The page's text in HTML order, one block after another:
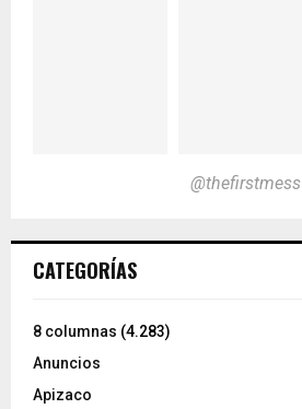
@thefirstmess
CATEGORÍAS
8 columnas (4.283)
Anuncios
Apizaco